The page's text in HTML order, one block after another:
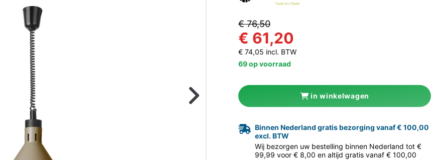
foto Naar volgende
€ 76,50
€ 61,20
€ 74,05 incl. BTW
69 op voorraad
in winkelwagen
Binnen Nederland gratis bezorging vanaf € 100,00
excl. BTW
Wij bezorgen uw bestelling binnen Nederland tot €
99,99 voor € 8,00 en altijd gratis vanaf € 100,00